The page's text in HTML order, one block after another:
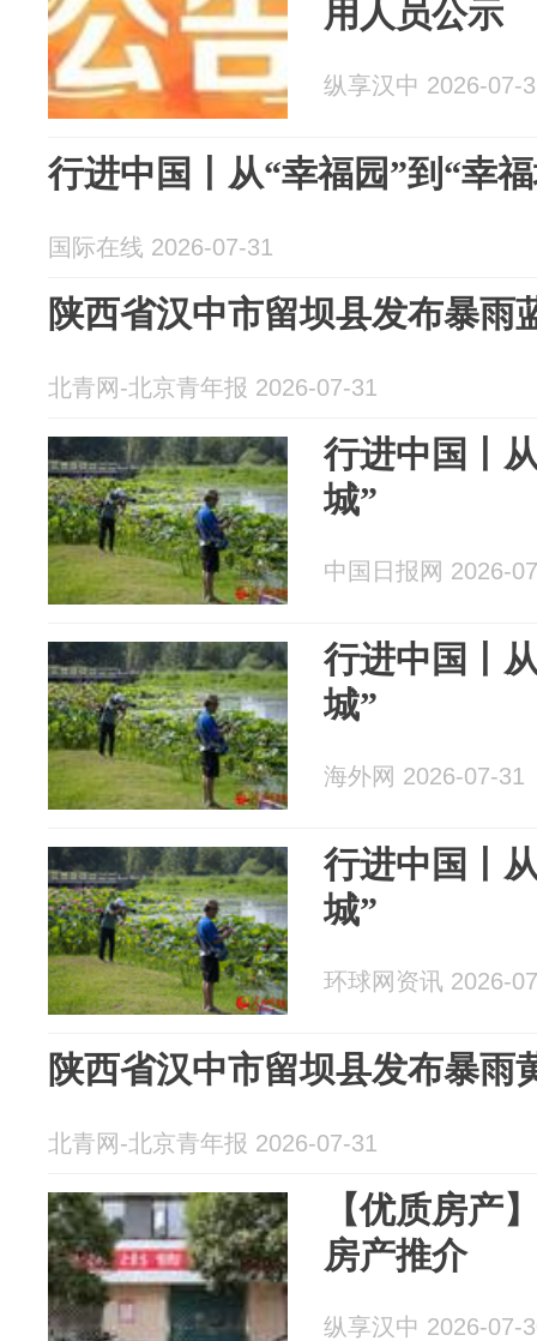
用人员公示
纵享汉中 2026-07-
行进中国丨从“幸福园”到“幸
国际在线 2026-07-31
陕西省汉中市留坝县发布暴雨
北青网-北京青年报 2026-07-31
行进中国丨
城”
中国日报网 2026-
行进中国丨
城”
海外网 2026-07-31
行进中国丨
城”
环球网资讯 2026-
陕西省汉中市留坝县发布暴雨
北青网-北京青年报 2026-07-31
【优质房产
房产推介
纵享汉中 2026-07-